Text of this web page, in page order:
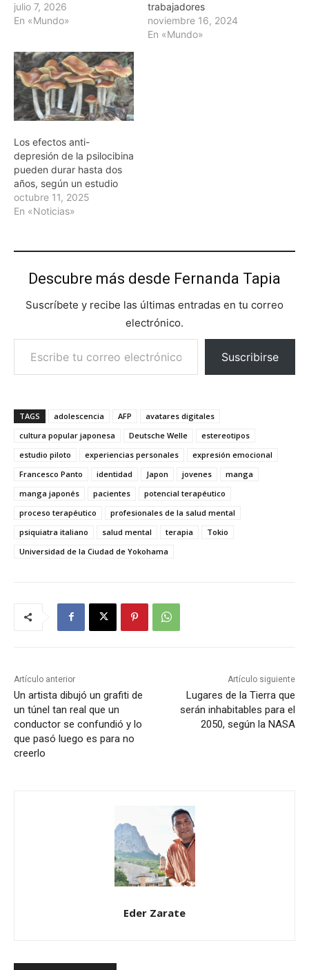
julio 7, 2026
En «Mundo»
trabajadores
noviembre 16, 2024
En «Mundo»
Los efectos anti-
depresión de la psilocibina
pueden durar hasta dos
años, según un estudio
octubre 11, 2025
En «Noticias»
Descubre más desde Fernanda Tapia
Suscríbete y recibe las últimas entradas en tu correo
electrónico.
Escribe tu correo electrónico…
Suscribirse
TAGS adolescencia AFP
avatares digitales
cultura popular japonesa
Deutsche Welle
estereotipos
estudio piloto
experiencias personales
expresión emocional
Francesco Panto
identidad Japon jovenes
manga
manga japonés
pacientes
potencial terapéutico
proceso terapéutico
profesionales de la salud mental
psiquiatra italiano
salud mental terapia
Tokio
Universidad de la Ciudad de Yokohama
Artículo anterior
Un artista dibujó un grafiti de
un túnel tan real que un
conductor se confundió y lo
que pasó luego es para no
creerlo
Artículo siguiente
Lugares de la Tierra que
serán inhabitables para el
2050, según la NASA
Eder Zarate